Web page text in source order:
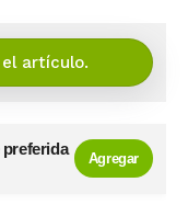
artículo.
Agregar